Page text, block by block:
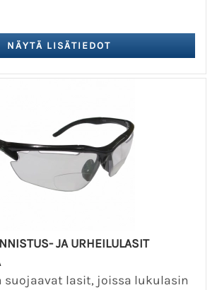
JA URHEILULASIT
suojaavat lasit, joissa lukulasin